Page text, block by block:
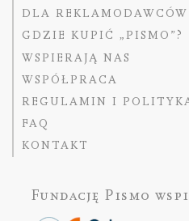
DLA REKLAMODAWCÓW
GDZIE KUPIĆ „PISMO”?
WSPIERAJĄ NAS
WSPÓŁPRACA
REGULAMIN I
FAQ
KONTAKT
Fundację Pismo